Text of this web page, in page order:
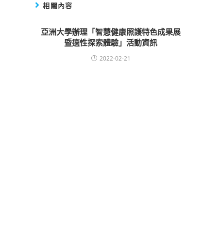
相關內容
亞洲大學辦理「智慧健康照護特色成果展
暨適性探索體驗」活動資訊
2022-02-21